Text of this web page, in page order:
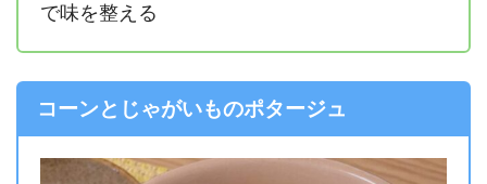
で味を整える
コーンとじゃがいものポタージュ